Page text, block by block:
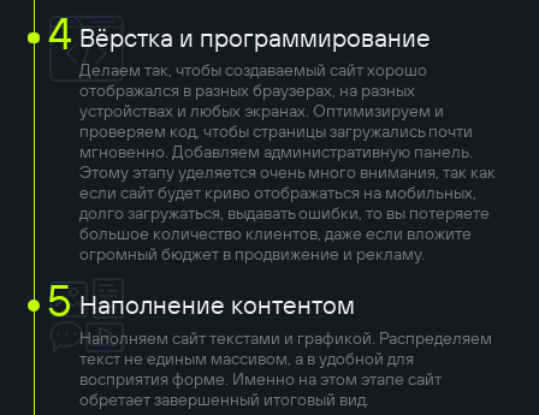
4 Вёрстка и программирование
Делаем так, чтобы создаваемый сайт хорошо
отображался в разных браузерах, на разных
устройствах и любых экранах. Оптимизируем и
проверяем код, чтобы страницы загружались почти
мгновенно. Добавляем административную панель.
Этому этапу уделяется очень много внимания, так как
если сайт будет криво отображаться на мобильных,
долго загружаться, выдавать ошибки, то вы потеряете
большое количество клиентов, даже если вложите
огромный бюджет в продвижение и рекламу.
5 Наполнение контентом
Наполняем сайт текстами и графикой. Распределяем
текст не единым массивом, а в удобной для
восприятия форме. Именно на этом этапе сайт
обретает завершенный итоговый вид.